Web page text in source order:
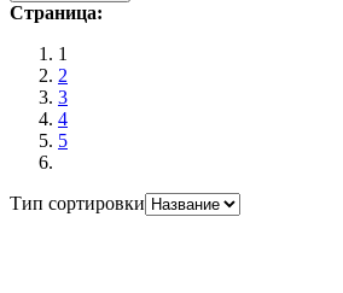
Страница:
1
2
3
4
5
Тип сортировки